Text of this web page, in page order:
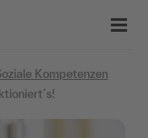
Kompetenzen